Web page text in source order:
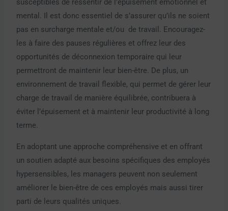
susceptibles de ressentir de l’épuisement émotionnel et
mental. Il est donc essentiel de s’assurer qu’ils ne soient
pas en surcharge mentale et/ou de travail. Encouragez-
les à faire des pauses régulières et offrez leur des
opportunités de déconnexion temporaire qui leur
permettront de maintenir leur bien-être. De plus, un
environnement de travail flexible, qui permet de gérer leur
charge de travail de manière équilibrée, contribuera à
éviter l’épuisement et à maintenir leur productivité à long
terme.
En adoptant une approche compréhensive et en offrant
un soutien adapté aux besoins spécifiques des employés
hypersensibles, les managers peuvent non seulement
améliorer le bien-être de ces employés mais aussi tirer
parti de leurs qualités uniques.